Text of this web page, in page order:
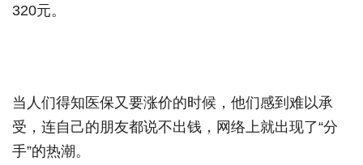
320元。
当人们得知医保又要涨价的时候，他们感到难以承
受，连自己的朋友都说不出钱，网络上就出现了“分
手”的热潮。